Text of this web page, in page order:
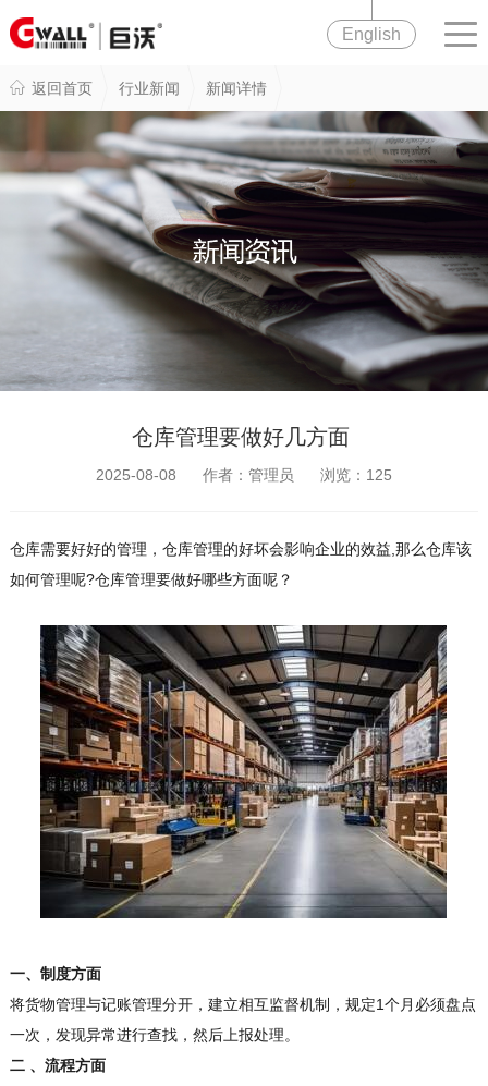
English
返回首页 行业新闻 新闻详情
仓库管理要做好几方面
2025-08-08 作者：管理员 浏览： 125
仓库需要好好的管理，仓库管理的好坏会影响企业的效益,那么仓库该
如何管理呢?仓库管理要做好哪些方面呢？
一、制度方面
将货物管理与记账管理分开，建立相互监督机制，规定1个月必须盘点
一次，发现异常进行查找，然后上报处理。
二 、流程方面